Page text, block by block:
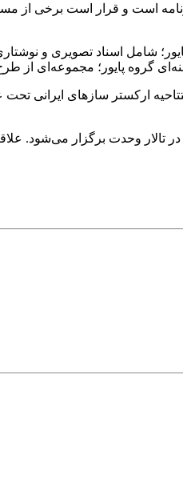
است و قرار است برخی از
شامل اسناد تصویری و
پایور؛ مجموعه‌ای از
ارکستر سازهای ایرانی تحت